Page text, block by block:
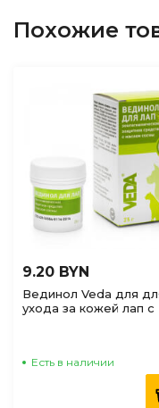
Похожие
9.20 BYN
Вединол Veda для
ухода за кожей лап с
Есть в наличии